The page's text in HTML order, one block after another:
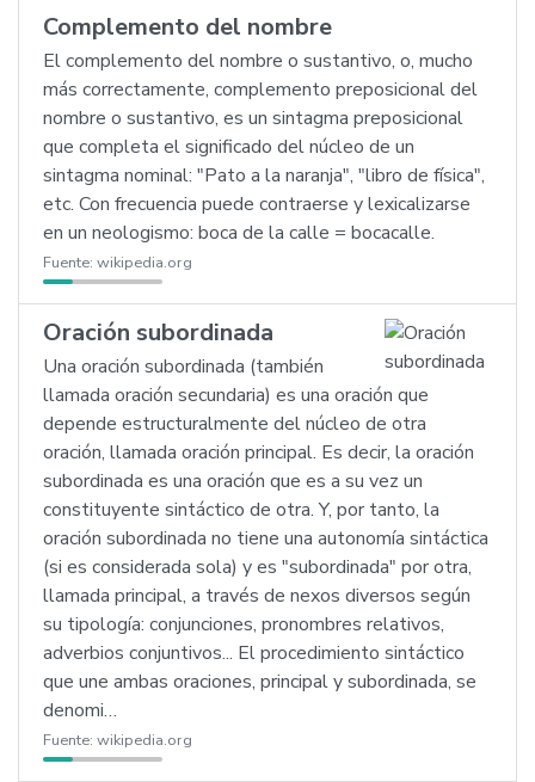
Complemento del nombre
El complemento del nombre o sustantivo, o, mucho
más correctamente, complemento preposicional del
nombre o sustantivo, es un sintagma preposicional
que completa el significado del núcleo de un
sintagma nominal: "Pato a la naranja", "libro de física",
etc. Con frecuencia puede contraerse y lexicalizarse
en un neologismo: boca de la calle = bocacalle.
Fuente: wikipedia.org
Oración subordinada
Una oración subordinada (también
llamada oración secundaria) es una oración que
depende estructuralmente del núcleo de otra
oración, llamada oración principal. Es decir, la oración
subordinada es una oración que es a su vez un
constituyente sintáctico de otra. Y, por tanto, la
oración subordinada no tiene una autonomía sintáctica
(si es considerada sola) y es "subordinada" por otra,
llamada principal, a través de nexos diversos según
su tipología: conjunciones, pronombres relativos,
adverbios conjuntivos... El procedimiento sintáctico
que une ambas oraciones, principal y subordinada, se
denomi…
Fuente: wikipedia.org